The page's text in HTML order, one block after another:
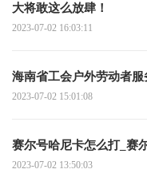
大将敢这么放肆！
2023-07-02 16:03:11
海南省工会户外劳动者
2023-07-02 15:01:08
赛尔号哈尼卡怎么打_赛
2023-07-02 13:50:03